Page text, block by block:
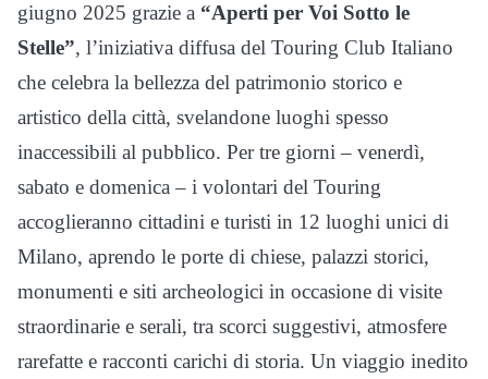
giugno 2025 grazie a “Aperti per Voi Sotto le
Stelle”, l’iniziativa diffusa del Touring Club Italiano
che celebra la bellezza del patrimonio storico e
artistico della città, svelandone luoghi spesso
inaccessibili al pubblico. Per tre giorni – venerdì,
sabato e domenica – i volontari del Touring
accoglieranno cittadini e turisti in 12 luoghi unici di
Milano, aprendo le porte di chiese, palazzi storici,
monumenti e siti archeologici in occasione di visite
straordinarie e serali, tra scorci suggestivi, atmosfere
rarefatte e racconti carichi di storia. Un viaggio inedito